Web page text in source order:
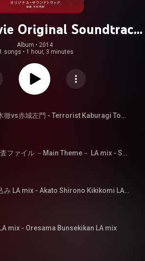
Original Soundtrack
Sousa File The
Soundtrack)
Album • 2014
songs • 1 hour, 3 minutes
テロリスト鏑木徹vs赤城左門 - Terrorist Kaburagi Tooru vs Akagi Samon
ST 赤と白の捜査ファイル －Main Theme－ LA mix - ST Akato Shirono Sousa File Main Theme LA mix
赤と白の聞き込み LA mix - Akato Shirono Kikikomi LA mix
mix - Oresama Bunsekikan LA mix